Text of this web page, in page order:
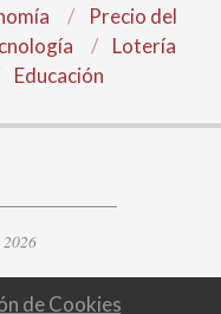
Precio del
Lotería
Educación
de Cookies